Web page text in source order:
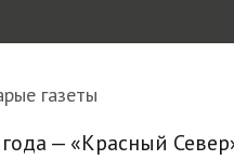
газеты
— «Красный